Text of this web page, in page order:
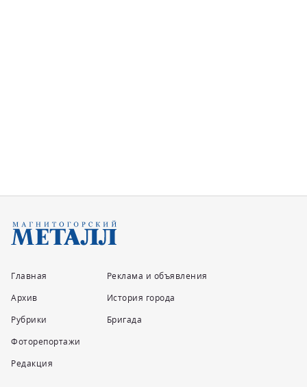
Главная
Архив
Рубрики
Фоторепортажи
Редакция
Реклама и объявления
История города
Бригада